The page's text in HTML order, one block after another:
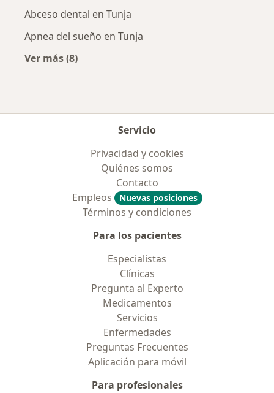
Abceso dental en Tunja
Apnea del sueño en Tunja
Ver más (8)
Servicio
Privacidad y cookies
Quiénes somos
Contacto
Empleos
Nuevas posiciones
Términos y condiciones
Para los pacientes
Especialistas
Clínicas
Pregunta al Experto
Medicamentos
Servicios
Enfermedades
Preguntas Frecuentes
Aplicación para móvil
Para profesionales